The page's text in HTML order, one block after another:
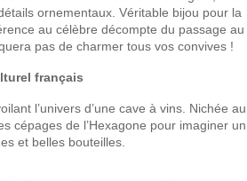
ornementaux. Véritable bijou pour la
au célèbre décompte du passage au
pas de charmer tous vos convives !
français
l’univers d’une cave à vins. Nichée au
cépages de l’Hexagone pour imaginer un
et belles bouteilles.